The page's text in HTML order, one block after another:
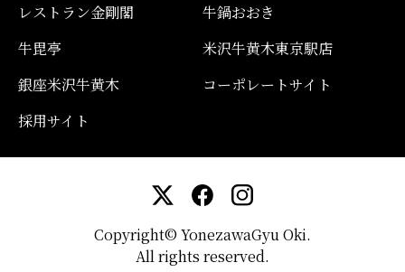
レストラン金剛閣
牛鍋おおき
牛毘亭
米沢牛黄木東京駅店
銀座米沢牛黄木
コーポレートサイト
採用サイト
Copyright© YonezawaGyu Oki.
All rights reserved.